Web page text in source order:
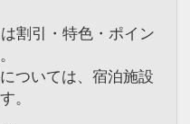
は割引・特色・ポイン
ついては、宿泊施設
。